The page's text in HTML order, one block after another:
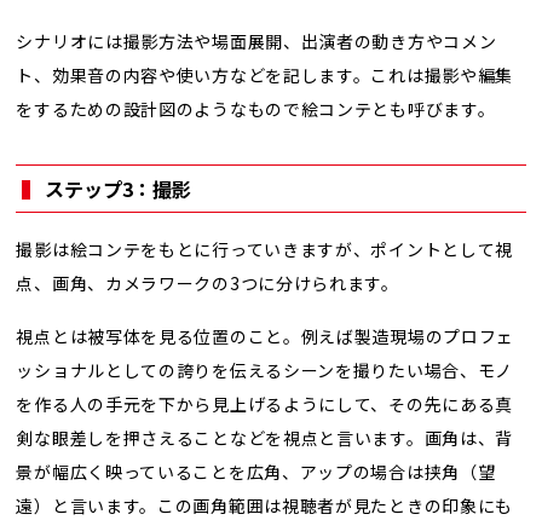
シナリオには撮影方法や場面展開、出演者の動き方やコメン
ト、効果音の内容や使い方などを記します。これは撮影や編集
をするための設計図のようなもので絵コンテとも呼びます。
ステップ3：撮影
撮影は絵コンテをもとに行っていきますが、ポイントとして視
点、画角、カメラワークの3つに分けられます。
視点とは被写体を見る位置のこと。例えば製造現場のプロフェ
ッショナルとしての誇りを伝えるシーンを撮りたい場合、モノ
を作る人の手元を下から見上げるようにして、その先にある真
剣な眼差しを押さえることなどを視点と言います。画角は、背
景が幅広く映っていることを広角、アップの場合は挟角（望
遠）と言います。この画角範囲は視聴者が見たときの印象にも